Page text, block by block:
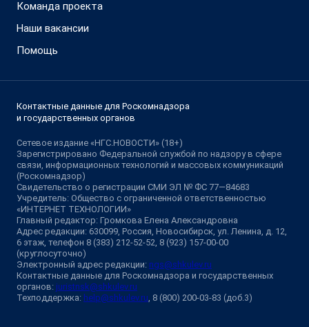
Команда проекта
Наши вакансии
Помощь
Контактные данные для Роскомнадзора
и государственных органов
Сетевое издание «НГС.НОВОСТИ» (18+)
Зарегистрировано Федеральной службой по надзору в сфере
связи, информационных технологий и массовых коммуникаций
(Роскомнадзор)
Свидетельство о регистрации СМИ ЭЛ № ФС 77—84683
Учредитель: Общество с ограниченной ответственностью
«ИНТЕРНЕТ ТЕХНОЛОГИИ»
Главный редактор: Громкова Елена Александровна
Адрес редакции: 630099, Россия, Новосибирск, ул. Ленина, д. 12,
6 этаж, телефон 8 (383) 212-52-52, 8 (923) 157-00-00
(круглосуточно)
Электронный адрес редакции: ngs@shkulev.ru
Контактные данные для Роскомнадзора и государственных
органов: juristnsk@shkulev.ru
Техподдержка: help@shkulev.ru , 8 (800) 200-03-83 (доб.3)